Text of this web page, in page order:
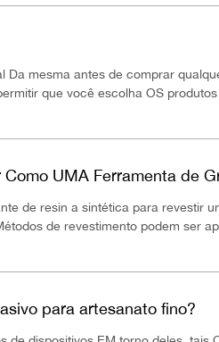
Da mesma antes de comprar
que você escolha OS
UMA Ferramenta de
de resin a sintética para revestir
de revestimento podem ser
para artesanato fino?